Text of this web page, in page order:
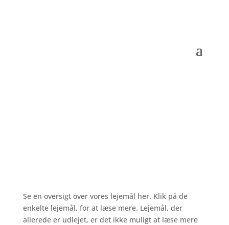
Se en oversigt over vores lejemål her. Klik på de
enkelte lejemål, for at læse mere. Lejemål, der
allerede er udlejet, er det ikke muligt at læse mere